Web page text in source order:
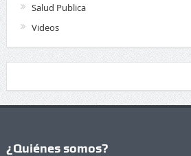
Salud Publica
Videos
¿Quiénes somos?